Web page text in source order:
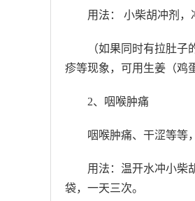
用法： 小柴胡冲剂，
（如果同时有拉肚
疹等现象，可用生姜（鸡
2、咽喉肿痛
咽喉肿痛、干涩等等
用法：温开水冲小柴
袋，一天三次。